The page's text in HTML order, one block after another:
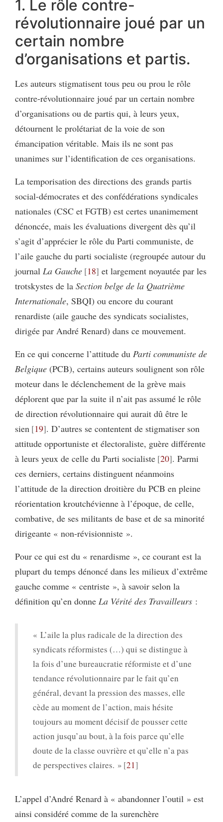
1. Le rôle contre-
révolutionnaire joué par un
certain nombre
d’organisations et partis.
Les auteurs stigmatisent tous peu ou prou le rôle
contre-révolutionnaire joué par un certain nombre
d’organisations ou de partis qui, à leurs yeux,
détournent le prolétariat de la voie de son
émancipation véritable. Mais ils ne sont pas
unanimes sur l’identification de ces organisations.
La temporisation des directions des grands partis
social-démocrates et des confédérations syndicales
nationales (CSC et FGTB) est certes unanimement
dénoncée, mais les évaluations divergent dès qu’il
s’agit d’apprécier le rôle du Parti communiste, de
l’aile gauche du parti socialiste (regroupée autour du
journal La Gauche 18 et largement noyautée par les
trotskystes de la Section belge de la Quatrième
Internationale, SBQI) ou encore du courant
renardiste (aile gauche des syndicats socialistes,
dirigée par André Renard) dans ce mouvement.
En ce qui concerne l’attitude du Parti communiste de
Belgique (PCB), certains auteurs soulignent son rôle
moteur dans le déclenchement de la grève mais
déplorent que par la suite il n’ait pas assumé le rôle
de direction révolutionnaire qui aurait dû être le
sien 19 . D’autres se contentent de stigmatiser son
attitude opportuniste et électoraliste, guère différente
à leurs yeux de celle du Parti socialiste 20 . Parmi
ces derniers, certains distinguent néanmoins
l’attitude de la direction droitière du PCB en pleine
réorientation kroutchévienne à l’époque, de celle,
combative, de ses militants de base et de sa minorité
dirigeante « non-révisionniste ».
Pour ce qui est du « renardisme », ce courant est la
plupart du temps dénoncé dans les milieux d’extrême
gauche comme « centriste », à savoir selon la
définition qu’en donne La Vérité des Travailleurs :
« L’aile la plus radicale de la direction des
syndicats réformistes (…) qui se distingue à
la fois d’une bureaucratie réformiste et d’une
tendance révolutionnaire par le fait qu’en
général, devant la pression des masses, elle
cède au moment de l’action, mais hésite
toujours au moment décisif de pousser cette
action jusqu’au bout, à la fois parce qu’elle
doute de la classe ouvrière et qu’elle n’a pas
de perspectives claires. » 21
L’appel d’André Renard à « abandonner l’outil » est
ainsi considéré comme de la surenchère